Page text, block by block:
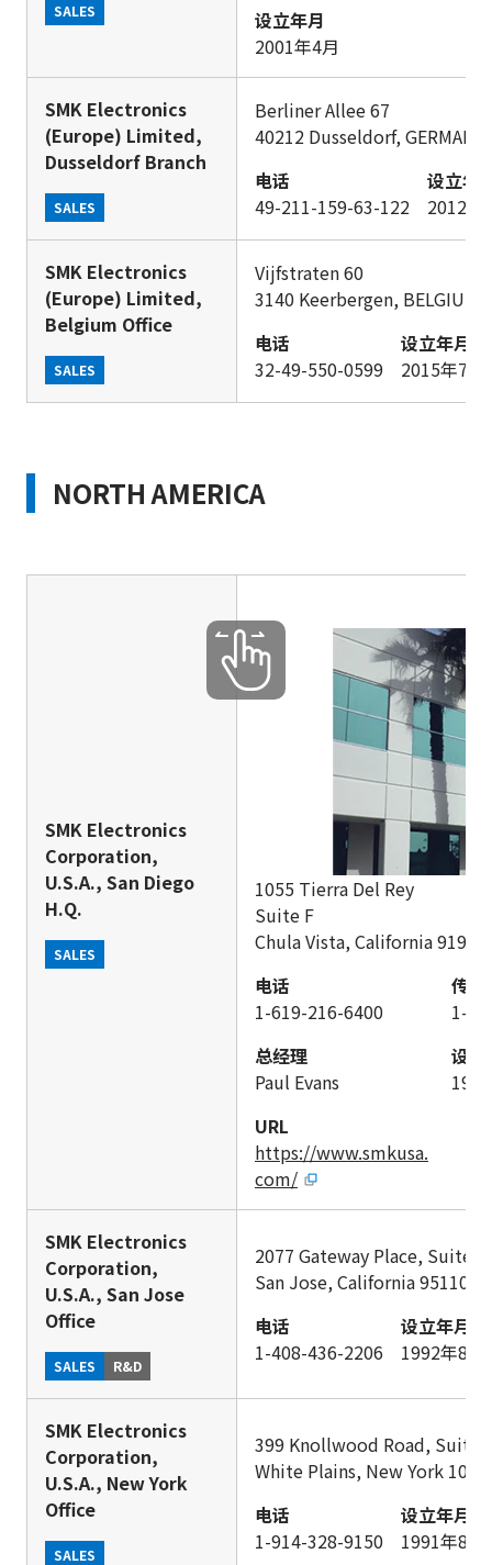
SALES
设立年月
2001年4月
SMK Electronics
(Europe) Limited,
Dusseldorf Branch
SALES
Berliner Allee 67
40212 Dusseldorf, GERMANY
电话
49-211-159-63-122
设立年
2012年
SMK Electronics
(Europe) Limited,
Belgium Office
SALES
Vijfstraten 60
3140 Keerbergen, BELGIUM
电话
32-49-550-0599
设立年月
2015年7月
NORTH AMERICA
SMK Electronics
Corporation,
U.S.A., San Diego
H.Q.
SALES
1055 Tierra Del Rey
Suite F
Chula Vista, California 91910
电话
1-619-216-6400
传真
1-
总经理
Paul Evans
设立
URL
https://www.smkusa.
com/
SMK Electronics
Corporation,
U.S.A., San Jose
Office
SALES R&D
2077 Gateway Place, Suite
San Jose, California 95110
电话
1-408-436-2206
设立年月
1992年8月
SMK Electronics
Corporation,
U.S.A., New York
Office
SALES
399 Knollwood Road, Suite
White Plains, New York
电话
1-914-328-9150
设立年月
1991年8月